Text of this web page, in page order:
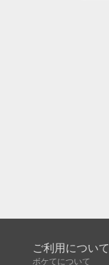
ご利用について
ボケてについて